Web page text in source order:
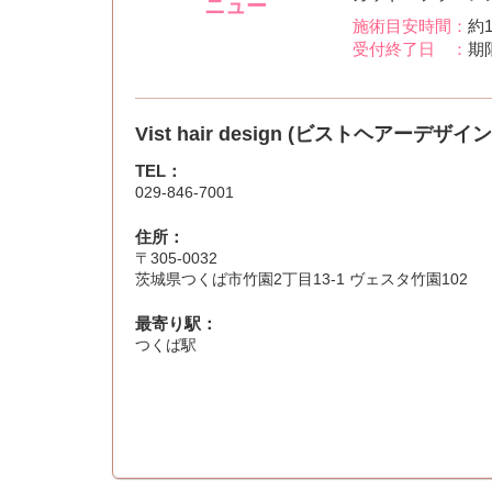
ニュー
施術目安時間： 約
受付終了日 ： 期
Vist hair design (ビストヘアーデザイ
TEL：
029-846-7001
住所：
〒305-0032
茨城県つくば市竹園2丁目13-1 ヴェスタ竹園102
最寄り駅：
つくば駅